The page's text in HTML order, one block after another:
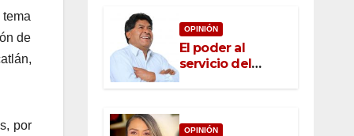
de
por
OPINIÓN
El poder al
servicio del
pueblo: la nueva
México
OPINIÓN